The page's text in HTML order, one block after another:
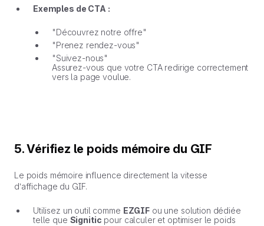
Exemples de CTA :
"Découvrez notre offre"
"Prenez rendez-vous"
"Suivez-nous"
Assurez-vous que votre CTA redirige correctement
vers la page voulue.
5. Vérifiez le poids mémoire du GIF
Le poids mémoire influence directement la vitesse
d’affichage du GIF.
Utilisez un outil comme EZGIFou une solution dédiée
telle que Signitic pour calculer et optimiser le poids